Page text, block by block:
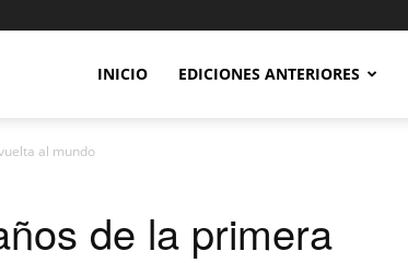
INICIO EDICIONES ANTERIORES
al mundo
de la primera